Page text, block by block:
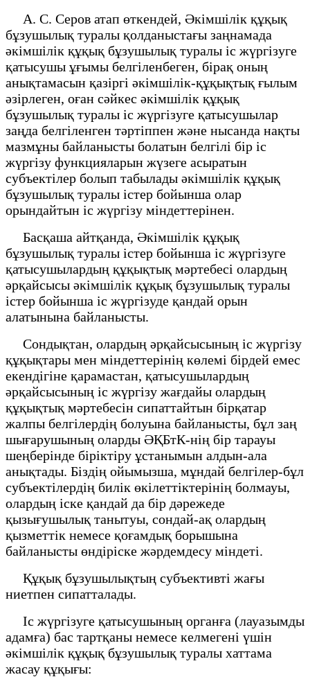
А. С. Серов атап өткендей, Әкімшілік құқық
бұзушылық туралы қолданыстағы заңнамада
әкімшілік құқық бұзушылық туралы іс жүргізуге
қатысушы ұғымы белгіленбеген, бірақ оның
анықтамасын қазіргі әкімшілік-құқықтық ғылым
әзірлеген, оған сәйкес әкімшілік құқық
бұзушылық туралы іс жүргізуге қатысушылар
заңда белгіленген тәртіппен және нысанда нақты
мазмұны байланысты болатын белгілі бір іс
жүргізу функцияларын жүзеге асыратын
субъектілер болып табылады әкімшілік құқық
бұзушылық туралы істер бойынша олар
орындайтын іс жүргізу міндеттерінен.
Басқаша айтқанда, Әкімшілік құқық
бұзушылық туралы істер бойынша іс жүргізуге
қатысушылардың құқықтық мәртебесі олардың
әрқайсысы әкімшілік құқық бұзушылық туралы
істер бойынша іс жүргізуде қандай орын
алатынына байланысты.
Сондықтан, олардың әрқайсысының іс жүргізу
құқықтары мен міндеттерінің көлемі бірдей емес
екендігіне қарамастан, қатысушылардың
әрқайсысының іс жүргізу жағдайы олардың
құқықтық мәртебесін сипаттайтын бірқатар
жалпы белгілердің болуына байланысты, бұл заң
шығарушының оларды ӘҚБтК-нің бір тарауы
шеңберінде біріктіру ұстанымын алдын-ала
анықтады. Біздің ойымызша, мұндай белгілер-бұл
субъектілердің билік өкілеттіктерінің болмауы,
олардың іске қандай да бір дәрежеде
қызығушылық танытуы, сондай-ақ олардың
қызметтік немесе қоғамдық борышына
байланысты өндіріске жәрдемдесу міндеті.
Құқық бұзушылықтың субъективті жағы
ниетпен сипатталады.
Іс жүргізуге қатысушының органға (лауазымды
адамға) бас тартқаны немесе келмегені үшін
әкімшілік құқық бұзушылық туралы хаттама
жасау құқығы: